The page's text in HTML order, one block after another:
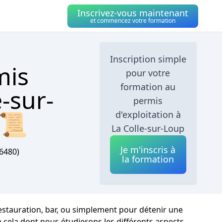
Inscrivez-vous maintenant
et commencez votre formation
sur-
Inscription simple
pour votre
formation au
permis
d'exploitation à
La Colle-sur-Loup
Je m'inscris à
la formation
bar, ou simplement pour détenir une